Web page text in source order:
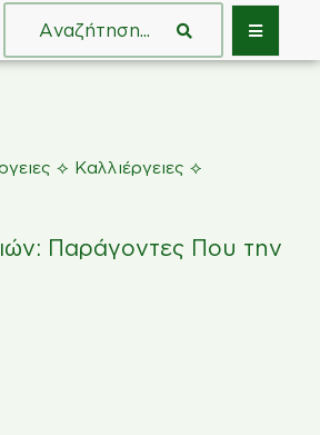
⟡ Καλλιέργειες ⟡
Παράγοντες Που την